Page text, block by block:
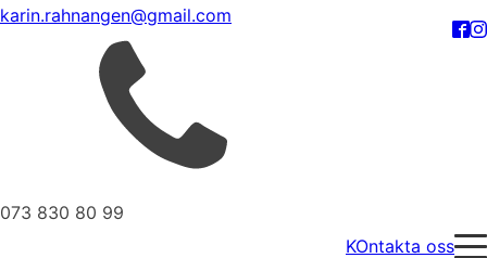
karin.rahnangen@gmail.com
073 830 80 99
KOntakta oss